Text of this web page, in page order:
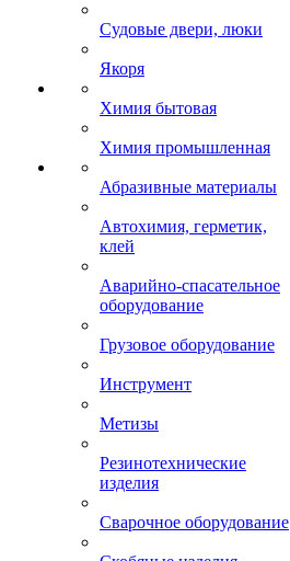
Судовые двери, люки
Якоря
Химия бытовая
Химия промышленная
Абразивные материалы
Автохимия, герметик,
клей
Аварийно-спасательное
оборудование
Грузовое оборудование
Инструмент
Метизы
Резинотехнические
изделия
Сварочное оборудование